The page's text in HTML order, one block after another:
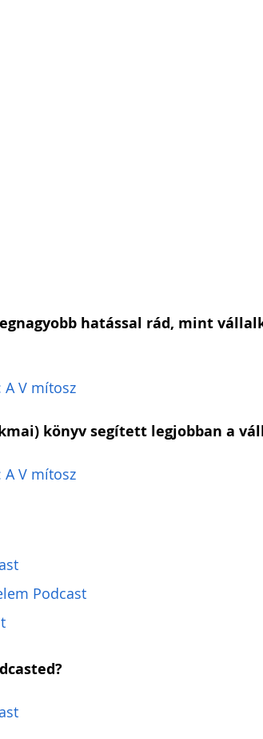
hatással rád, mint
A V mítosz
könyv segített legjobban a
A V mítosz
Podcast